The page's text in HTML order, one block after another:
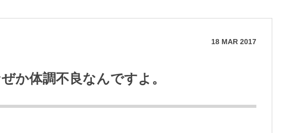
18 MAR 2017
か体調不良なんですよ。